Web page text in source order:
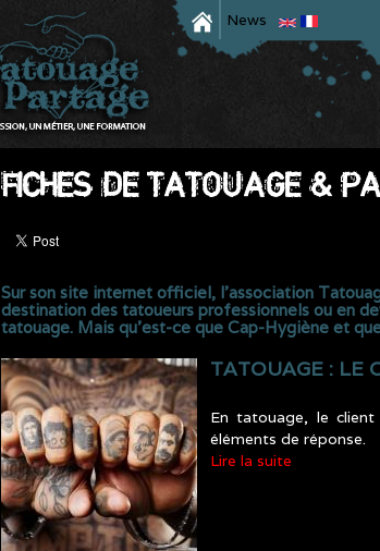
News
FICHES DE TATOUAGE &
Sur son site internet officiel, l’association
destination des tatoueurs professionnels ou en
tatouage. Mais qu’est-ce que Cap-Hygiène et
TATOUAGE : LE
En tatouage, le
éléments de réponse.
Lire la suite